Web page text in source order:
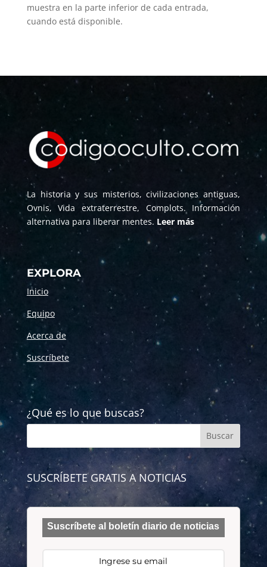
muestra en la parte inferior de cada entrada,
cuando está disponible.
La historia y sus misterios, civilizaciones antiguas,
Ovnis, Vida extraterrestre, Complots. Información
alternativa para liberar mentes. Leer más
EXPLORA
Inicio
Equipo
Acerca de
Suscríbete
¿Qué es lo que buscas?
SUSCRÍBETE GRATIS A NOTICIAS
Suscríbete al boletín diario de noticias